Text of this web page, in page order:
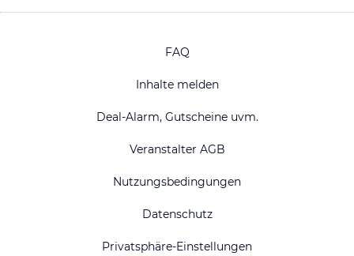
FAQ
Inhalte melden
Deal-Alarm, Gutscheine uvm.
Veranstalter AGB
Nutzungsbedingungen
Datenschutz
Privatsphäre-Einstellungen